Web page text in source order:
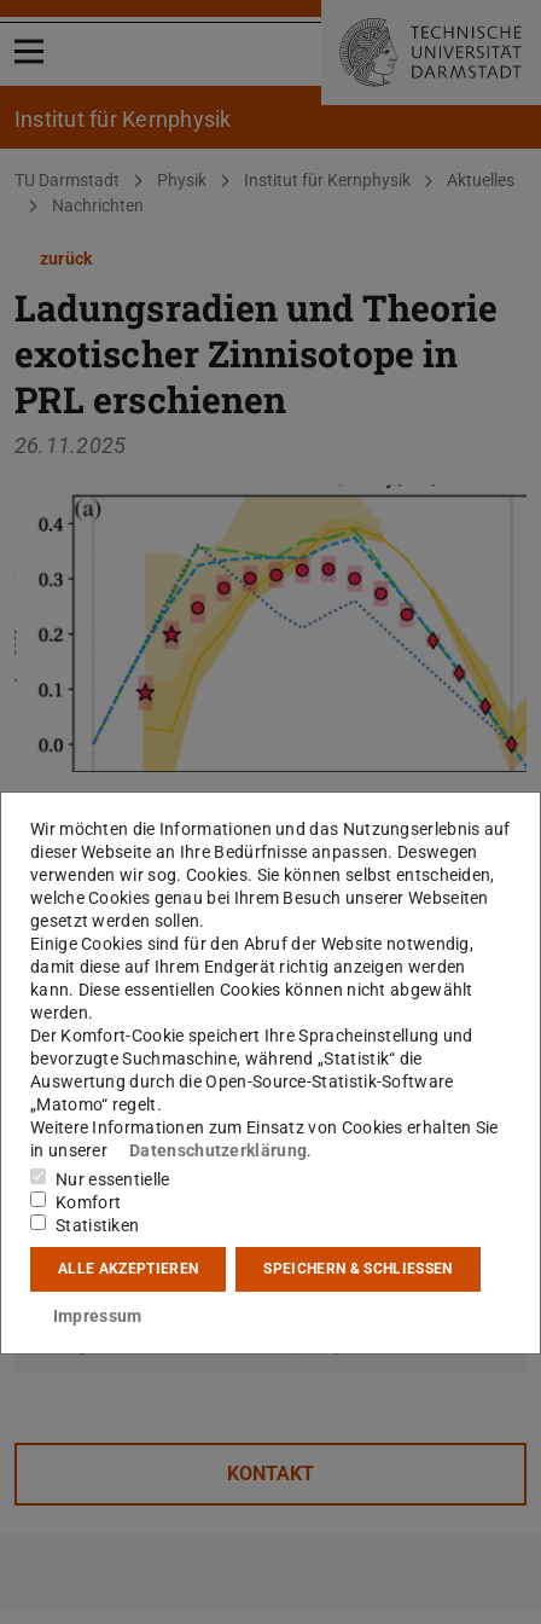
Menü öffnen
Institut für Kernphysik
Sie befinden sich hier:
TU Darmstadt Physik Institut für Kernphysik
Aktuelles
Nachrichten
zurück
Ladungsradien und Theorie
exotischer Zinnisotope in
PRL erschienen
26.11.2025
entsprechende ab initio-Berechnungen im Rahmen des
SFB 1245 wurden in Physical Review Letters
veröffentlicht. Die Messungen zeigen einen
bogenförmigen Trend der Ladungsradien entlang der
Isotopenreihe und außerdem eine ausgeprägte Variation
mit gerader und ungerader Massenzahl, welche in der
Nähe der Schalenabschlüsse bei N=50 und N=82
besonders stark ist.
Die Publikation:
F. P. Gustafsson, L. V. Rodriguez, R. F. Garcia Ruiz et
al.:
Charge Radii Measurements of Exotic Tin Isotopes in
the Proximity of N=50 and N= 82
KONTAKT
Wir möchten die Informationen und das Nutzungserlebnis auf
dieser Webseite an Ihre Bedürfnisse anpassen. Deswegen
verwenden wir sog. Cookies. Sie können selbst entscheiden,
welche Cookies genau bei Ihrem Besuch unserer Webseiten
gesetzt werden sollen.
Einige Cookies sind für den Abruf der Website notwendig,
damit diese auf Ihrem Endgerät richtig anzeigen werden
kann. Diese essentiellen Cookies können nicht abgewählt
werden.
Der Komfort-Cookie speichert Ihre Spracheinstellung und
bevorzugte Suchmaschine, während „Statistik“ die
Auswertung durch die Open-Source-Statistik-Software
„Matomo“ regelt.
Weitere Informationen zum Einsatz von Cookies erhalten Sie
in unserer
Datenschutzerklärung.
Nur essentielle
Komfort
Statistiken
ALLE AKZEPTIEREN SPEICHERN & SCHLIESSEN
Impressum